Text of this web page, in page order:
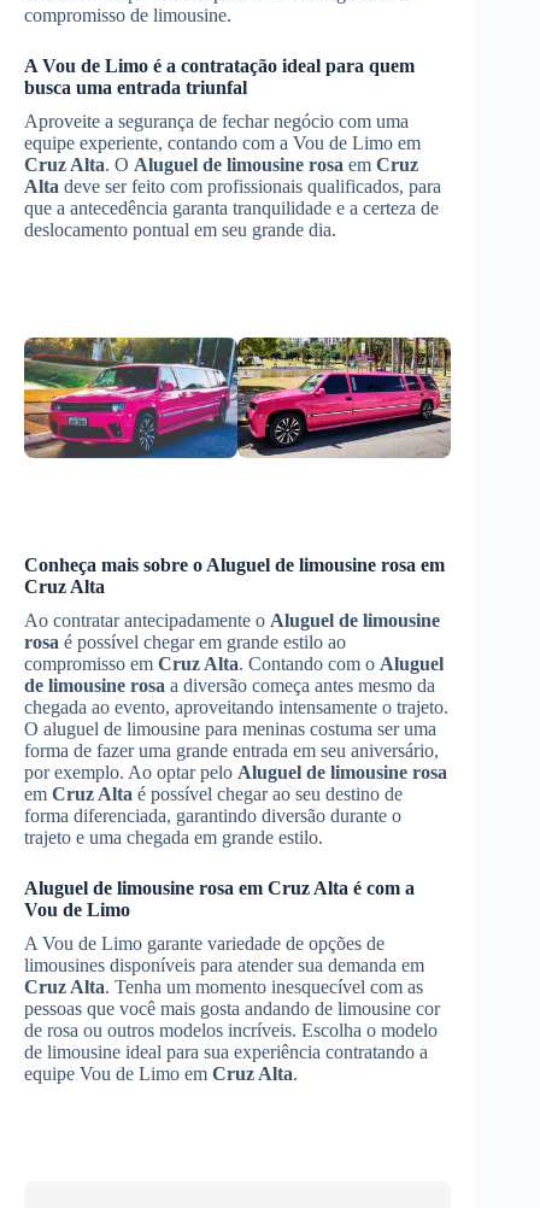
compromisso de limousine.
A Vou de Limo é a contratação ideal para quem
busca uma entrada triunfal
Aproveite a segurança de fechar negócio com uma
equipe experiente, contando com a Vou de Limo em
Cruz Alta. O Aluguel de limousine rosa em Cruz
Alta deve ser feito com profissionais qualificados, para
que a antecedência garanta tranquilidade e a certeza de
deslocamento pontual em seu grande dia.
Conheça mais sobre o Aluguel de limousine rosa em
Cruz Alta
Ao contratar antecipadamente o Aluguel de limousine
rosa é possível chegar em grande estilo ao
compromisso em Cruz Alta. Contando com o Aluguel
de limousine rosa a diversão começa antes mesmo da
chegada ao evento, aproveitando intensamente o trajeto.
O aluguel de limousine para meninas costuma ser uma
forma de fazer uma grande entrada em seu aniversário,
por exemplo. Ao optar pelo Aluguel de limousine rosa
em Cruz Alta é possível chegar ao seu destino de
forma diferenciada, garantindo diversão durante o
trajeto e uma chegada em grande estilo.
Aluguel de limousine rosa em Cruz Alta é com a
Vou de Limo
A Vou de Limo garante variedade de opções de
limousines disponíveis para atender sua demanda em
Cruz Alta. Tenha um momento inesquecível com as
pessoas que você mais gosta andando de limousine cor
de rosa ou outros modelos incríveis. Escolha o modelo
de limousine ideal para sua experiência contratando a
equipe Vou de Limo em Cruz Alta.